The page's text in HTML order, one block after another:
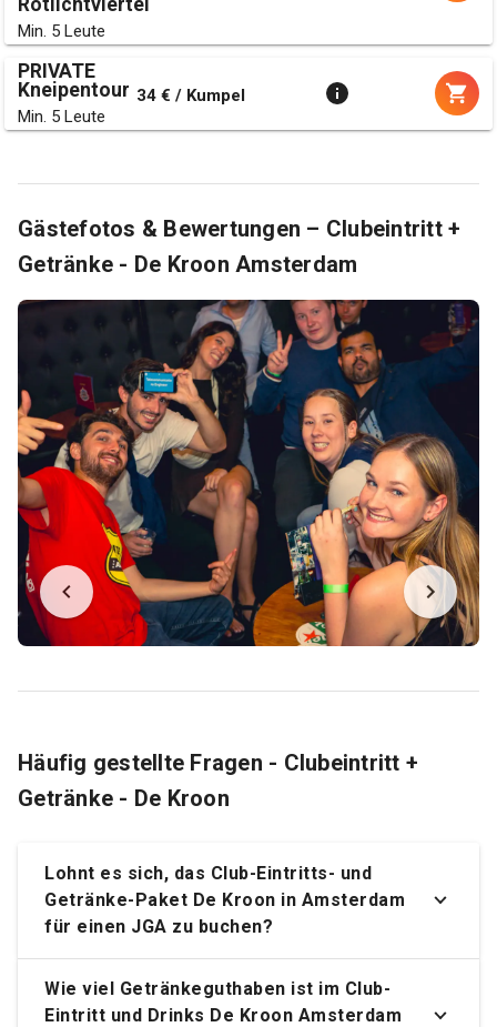
Min. 5 Leute
PRIVATE
Kneipentour
Min. 5 Leute
34 € / Kumpel
Gästefotos & Bewertungen – Clubeintritt +
Getränke - De Kroon Amsterdam
Häufig gestellte Fragen - Clubeintritt +
Getränke - De Kroon
Lohnt es sich, das Club-Eintritts- und
Getränke-Paket De Kroon in Amsterdam
für einen JGA zu buchen?
Wie viel Getränkeguthaben ist im Club-
Eintritt und Drinks De Kroon Amsterdam